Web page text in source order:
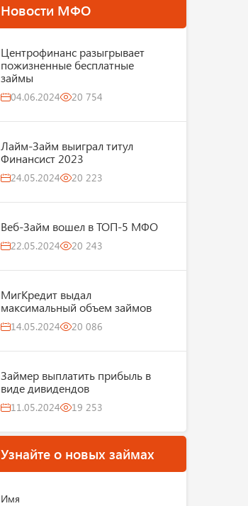
Новости МФО
Центрофинанс разыгрывает
пожизненные бесплатные
займы
04.06.2024 20 754
Лайм-Займ выиграл титул
Финансист 2023
24.05.2024 20 223
Веб-Займ вошел в ТОП-5 МФО
22.05.2024 20 243
МигКредит выдал
максимальный объем займов
14.05.2024 20 086
Займер выплатить прибыль в
виде дивидендов
11.05.2024 19 253
Узнайте о новых займах
Имя